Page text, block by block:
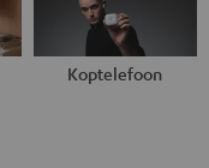
Koptelefoon